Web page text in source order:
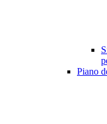
Piano